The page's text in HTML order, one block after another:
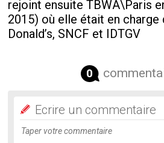
rejoint ensuite TBWA\Paris
2015) où elle était en
Donald’s, SNCF et IDTGV
0
Ecrire un commentaire